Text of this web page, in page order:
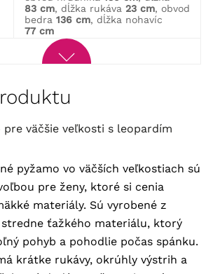
83 cm, dĺžka rukáva 23 cm, obvod
bedra 136 cm, dĺžka nohavíc
77 cm
pyžamo vo väčších veľkostiach sú
pre ženy, ktoré si cenia
materiály. Sú vyrobené z
ťažkého materiálu, ktorý
pohyb a pohodlie počas spánku.
krátke rukávy, okrúhly výstrih a